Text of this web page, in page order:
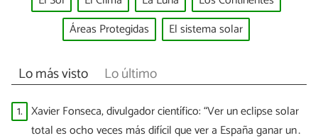
Áreas Protegidas
El sistema solar
Lo más visto Lo último
1. Xavier Fonseca, divulgador científico: “Ver un eclipse solar
total es ocho veces más difícil que ver a España ganar un